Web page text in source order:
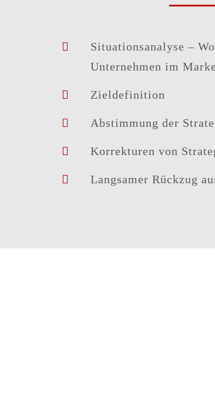
Situationsanalyse –
Unternehmen im
Zieldefinition
Abstimmung der
Korrekturen von
Langsamer Rückzug